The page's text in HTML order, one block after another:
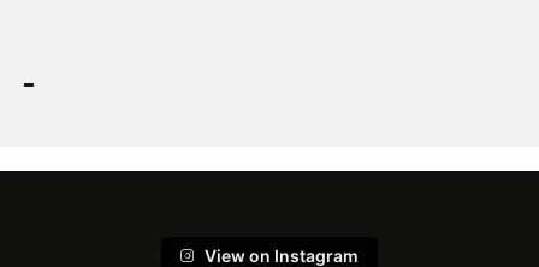
View on Instagram